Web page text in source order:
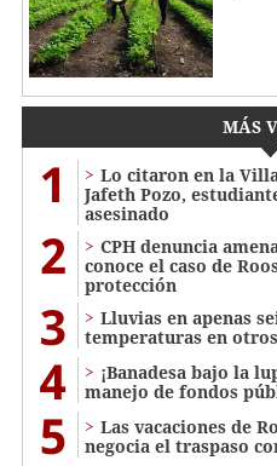
MÁS
1
Lo citaron en la
Jafeth Pozo,
asesinado
2
CPH denuncia
conoce el caso de
protección
3
Lluvias en apenas
temperaturas en
4
¡Banadesa bajo la
manejo de fondos
5
Las vacaciones de
negocia el traspaso